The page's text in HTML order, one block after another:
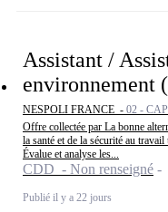
Assistant /
environnement
NESPOLI FRANCE - 02 -
Offre collectée par La bonne
la santé et de la sécurité au
Évalue et analyse les...
CDD - Non renseigné
Publié il y a 22 jours